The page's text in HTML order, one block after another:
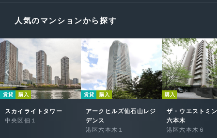
人気のマンションから探す
賃貸 購入
スカイライトタワー
中央区佃１
賃貸 購入
アークヒルズ仙石山レジ
デンス
港区六本木１
購入
ザ・ウエストミ
六本木
港区六本木６